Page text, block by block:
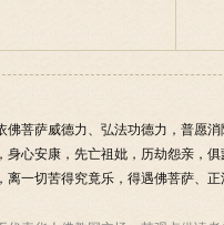
菩萨威德力、弘法功德力，普愿
心安康，先亡祖妣，历劫怨亲，
一切苦得究竟乐，得遇佛菩萨、